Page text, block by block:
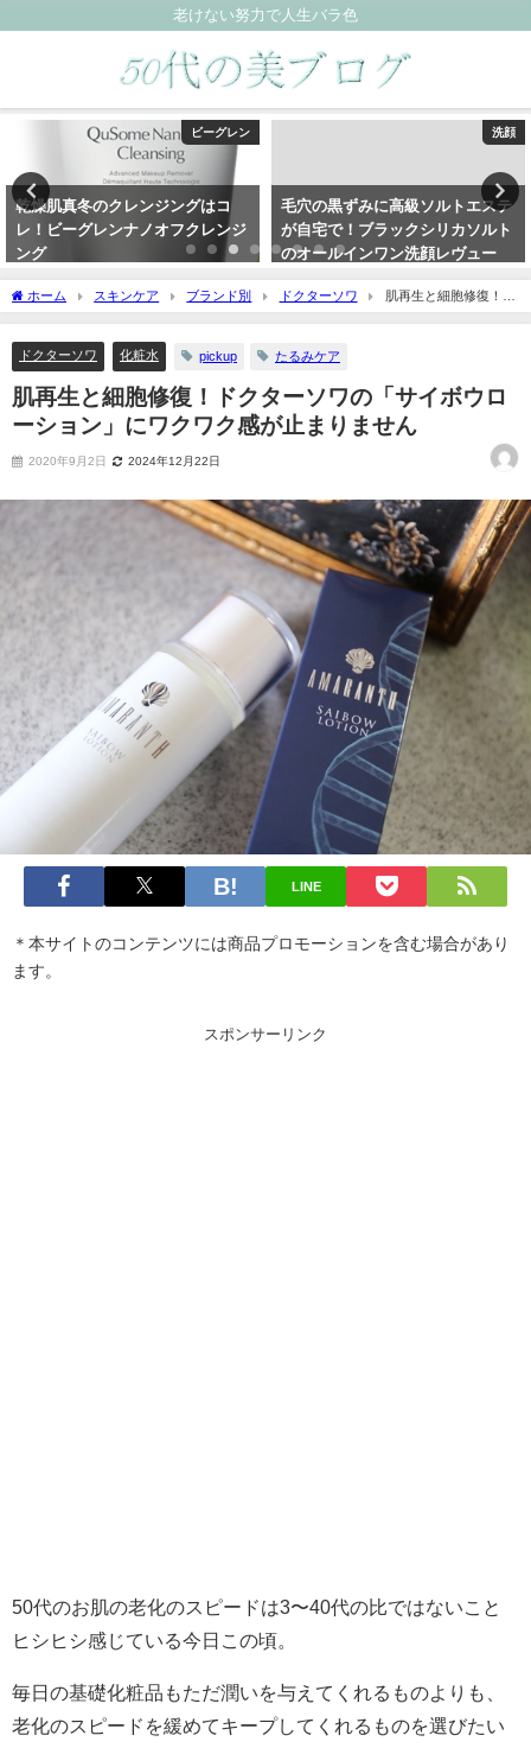
老けない努力で人生バラ色
ビーグレン
乾燥肌真冬のクレンジングはコ
レ！ビーグレンナノオフクレンジ
ング
洗顔
毛穴の黒ずみに高級ソルトエステ
が自宅で！ブラックシリカソルト
のオールインワン洗顔レヴュー
ホーム スキンケア ブランド別 ドクターソワ
肌再生と細胞修復！ド
クターソワの「サイボウローション」にワクワク感が止まりません
ドクターソワ 化粧水 pickup たるみケア
肌再生と細胞修復！ドクターソワの「サイボウロ
ーション」にワクワク感が止まりません
2020年9月2日 2024年12月22日
LINE
＊本サイトのコンテンツには商品プロモーションを含む場合があり
ます。
スポンサーリンク
50代のお肌の老化のスピードは3〜40代の比ではないこと
ヒシヒシ感じている今日この頃。
毎日の基礎化粧品もただ潤いを与えてくれるものよりも、
老化のスピードを緩めてキープしてくれるものを選びたい